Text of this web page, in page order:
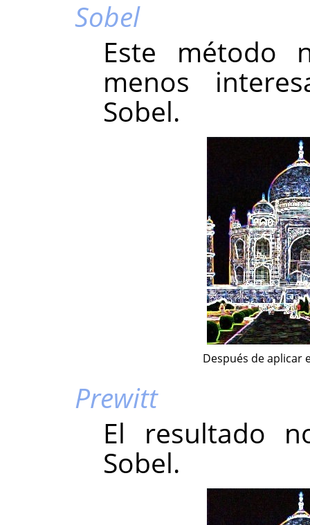
Sobel
Este método
menos
Sobel.
Después de aplicar
Prewitt
El resultado
Sobel.